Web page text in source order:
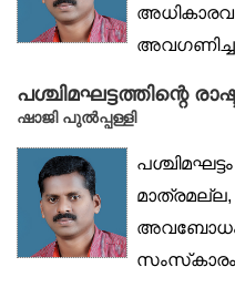
പശ്ചിമഘട്ടത്തിന്റെ
ഷാജി പുൽപ്പള്ളി
മാത്രമല്ല,
അവബോധം